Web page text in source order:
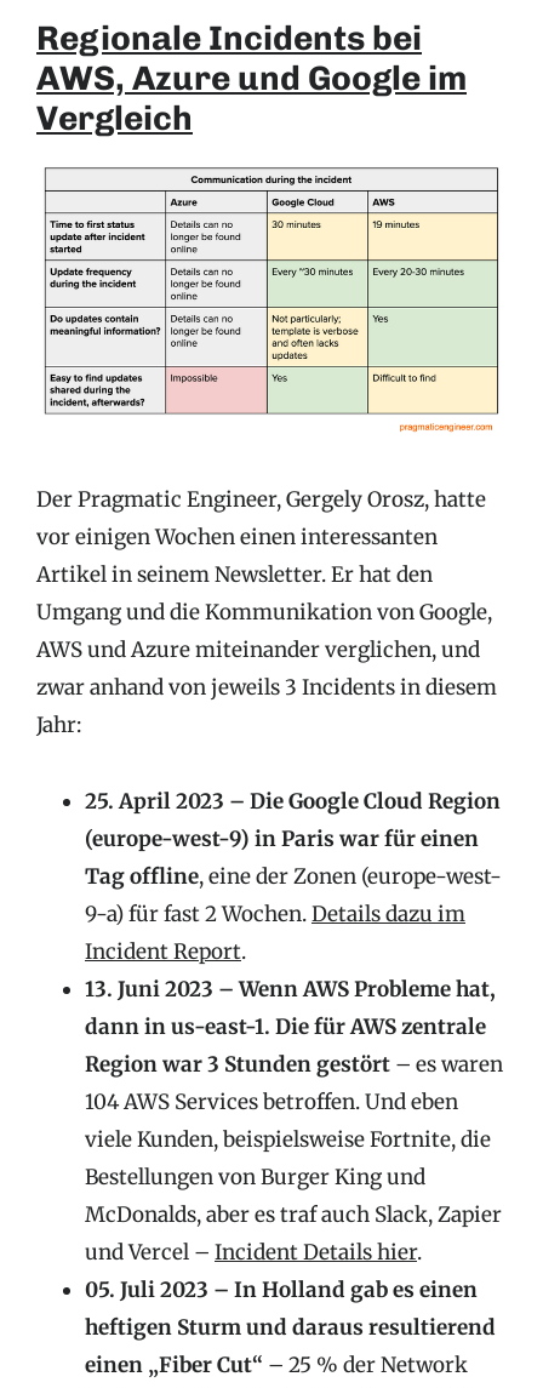
Regionale Incidents bei
AWS, Azure und Google im
Vergleich
Der Pragmatic Engineer, Gergely Orosz, hatte
vor einigen Wochen einen interessanten
Artikel in seinem Newsletter. Er hat den
Umgang und die Kommunikation von Google,
AWS und Azure miteinander verglichen, und
zwar anhand von jeweils 3 Incidents in diesem
Jahr:
25. April 2023 – Die Google Cloud Region
(europe-west-9) in Paris war für einen
Tag offline, eine der Zonen (europe-west-
9-a) für fast 2 Wochen.Details dazu im
Incident Report.
13. Juni 2023 – Wenn AWS Probleme hat,
dann in us-east-1. Die für AWS zentrale
Region war 3 Stunden gestört – es waren
104 AWS Services betroffen. Und eben
viele Kunden, beispielsweise Fortnite, die
Bestellungen von Burger King und
McDonalds, aber es traf auch Slack, Zapier
und Vercel – Incident Details hier.
05. Juli 2023 – In Holland gab es einen
heftigen Sturm und daraus resultierend
einen „Fiber Cut“ – 25 % der Network